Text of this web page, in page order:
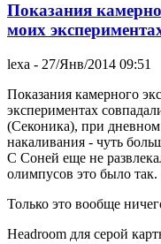
Показания
моих
lexa - 27/Янв/2014 09:51
Показания камерного
экспериментах
(Секоника), при дневном
накаливания - чуть
С Соней еще не
олимпусов это было так.
Только это вообще
Headroom для серой